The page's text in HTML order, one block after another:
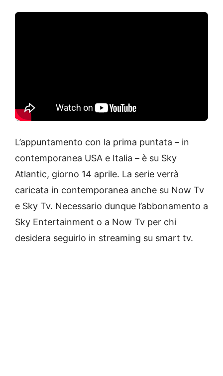
L’appuntamento con la prima puntata – in
contemporanea USA e Italia – è su Sky
Atlantic, giorno 14 aprile. La serie verrà
caricata in contemporanea anche su Now Tv
e Sky Tv. Necessario dunque l’abbonamento a
Sky Entertainment o a Now Tv per chi
desidera seguirlo in streaming su smart tv.